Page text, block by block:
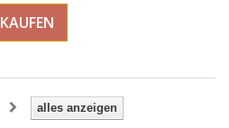
KAUFEN
alles anzeigen